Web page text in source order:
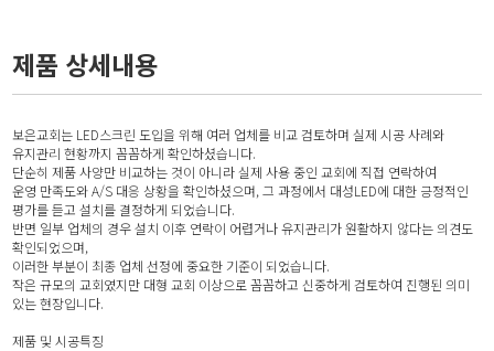
제품 상세내용
보은교회는 LED스크린 도입을 위해 여러 업체를 비교 검토하며 실제 시공 사례와
유지관리 현황까지 꼼꼼하게 확인하셨습니다.
단순히 제품 사양만 비교하는 것이 아니라 실제 사용 중인 교회에 직접 연락하여
운영 만족도와 A/S 대응 상황을 확인하셨으며, 그 과정에서 대성LED에 대한 긍정적인
평가를 듣고 설치를 결정하게 되었습니다.
반면 일부 업체의 경우 설치 이후 연락이 어렵거나 유지관리가 원활하지 않다는 의견도
확인되었으며,
이러한 부분이 최종 업체 선정에 중요한 기준이 되었습니다.
작은 규모의 교회였지만 대형 교회 이상으로 꼼꼼하고 신중하게 검토하여 진행된 의미
있는 현장입니다.
제품 및 시공특징